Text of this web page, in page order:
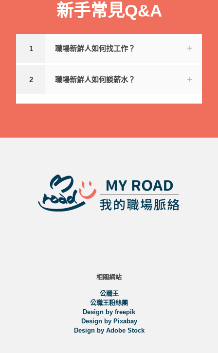
新手常見Q&A
1 職場新鮮人如何找工作？
2 職場新鮮人如何談薪水？
相關網站
公職王
公職王粉絲團
Design by freepik
Design by Pixabay
Design by Adobe Stock